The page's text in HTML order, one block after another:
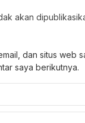
akan
dan situs web
saya berikutnya.